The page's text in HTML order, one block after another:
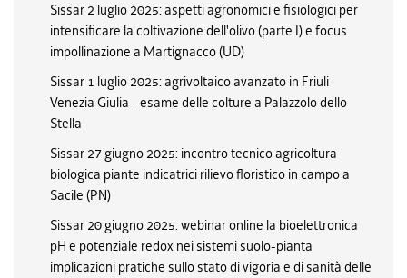
Sissar 2 luglio 2025: aspetti agronomici e fisiologici per
intensificare la coltivazione dell'olivo (parte I) e focus
impollinazione a Martignacco (UD)
Sissar 1 luglio 2025: agrivoltaico avanzato in Friuli
Venezia Giulia - esame delle colture a Palazzolo dello
Stella
Sissar 27 giugno 2025: incontro tecnico agricoltura
biologica piante indicatrici rilievo floristico in campo a
Sacile (PN)
Sissar 20 giugno 2025: webinar online la bioelettronica
pH e potenziale redox nei sistemi suolo-pianta
implicazioni pratiche sullo stato di vigoria e di sanità delle